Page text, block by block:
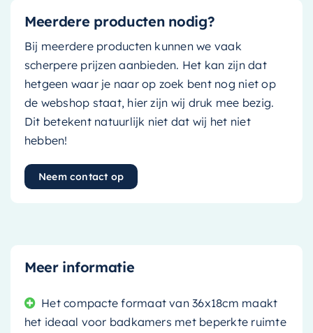
Meerdere producten nodig?
Bij meerdere producten kunnen we vaak
scherpere prijzen aanbieden. Het kan zijn dat
hetgeen waar je naar op zoek bent nog niet op
de webshop staat, hier zijn wij druk mee bezig.
Dit betekent natuurlijk niet dat wij het niet
hebben!
Neem contact op
Meer informatie
Het compacte formaat van 36x18cm maakt
het ideaal voor badkamers met beperkte ruimte